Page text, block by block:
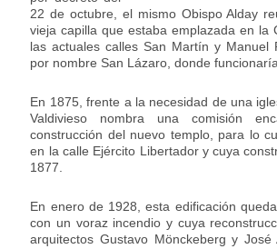
22 de octubre, el mismo Obispo Alday
vieja capilla que estaba emplazada en la
las actuales calles San Martín y Manuel
por nombre San Lázaro, donde
En 1875, frente a la necesidad de una
Valdivieso nombra una comisión
construcción del nuevo templo, para lo
en la calle Ejército Libertador y cuya
1877.
En enero de 1928, esta edificación
con un voraz incendio y cuya
arquitectos Gustavo Mönckeberg y José